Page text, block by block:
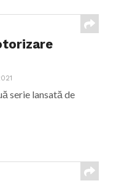
serie lansată de